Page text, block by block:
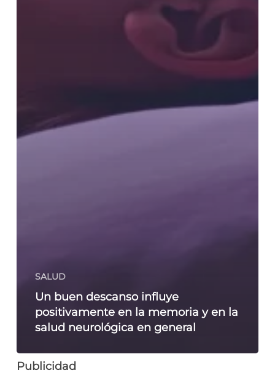
SALUD
Un buen descanso influye
positivamente en la memoria y en la
salud neurológica en general
Publicidad